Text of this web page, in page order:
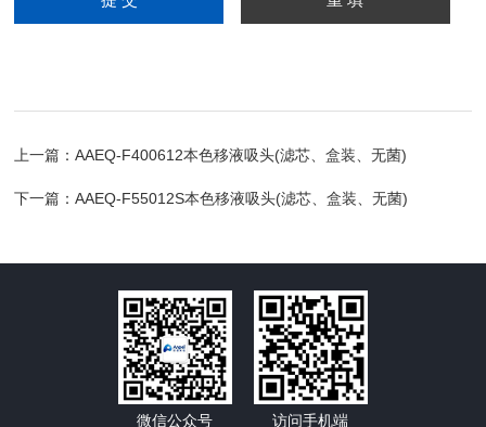
上一篇：AAEQ-F400612本色移液吸头(滤芯、盒装、无菌)
下一篇：AAEQ-F55012S本色移液吸头(滤芯、盒装、无菌)
微信公众号 访问手机端